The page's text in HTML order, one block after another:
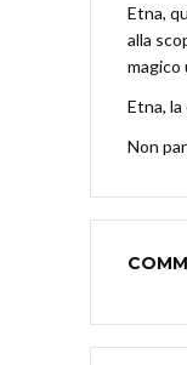
Etna,
alla
magico
Etna,
Non